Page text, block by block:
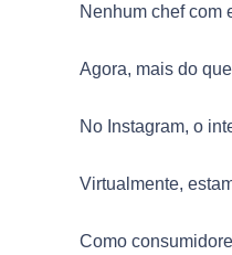
Nenhum chef com
Agora, mais do
No Instagram, o
Virtualmente,
Como